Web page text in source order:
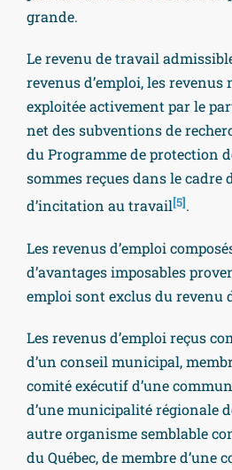
grande.
Le revenu de travail
revenus d’emploi, les revenus
exploitée activement par le
net des subventions de
du Programme de protection
sommes reçues dans le cadre
d’incitation au travail[5].
Les revenus d’emploi
d’avantages imposables
emploi sont exclus du revenu
Les revenus d’emploi reçus
d’un conseil municipal,
comité exécutif d’une
d’une municipalité régionale
autre organisme semblable
du Québec, de membre d’une